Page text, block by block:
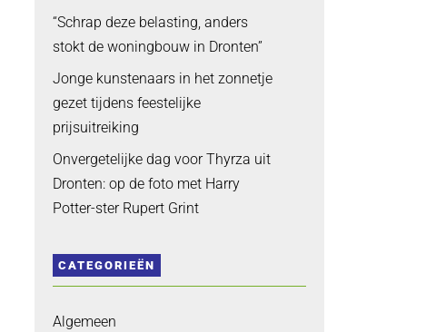
“Schrap deze belasting, anders
stokt de woningbouw in Dronten”
Jonge kunstenaars in het zonnetje
gezet tijdens feestelijke
prijsuitreiking
Onvergetelijke dag voor Thyrza uit
Dronten: op de foto met Harry
Potter-ster Rupert Grint
CATEGORIEËN
Algemeen